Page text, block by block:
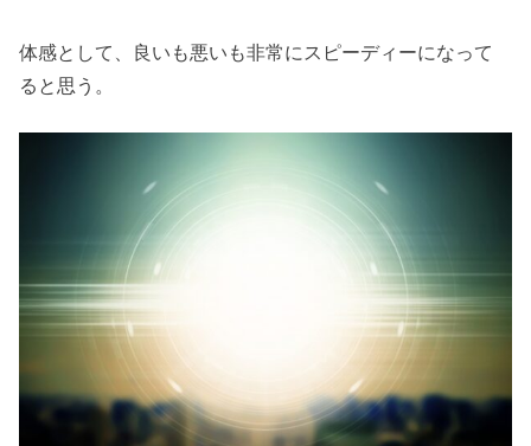
体感として、良いも悪いも非常にスピーディーになって
ると思う。